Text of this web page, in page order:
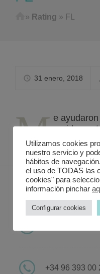
Home
» Rating » FL
31 enero, 2018
M e
Contacto
+34 96 393 00
Utilizamos cookies
nuestro servicio y
hábitos de
el uso de TODAS las
cookies" para
información pinchar
Configurar cookies